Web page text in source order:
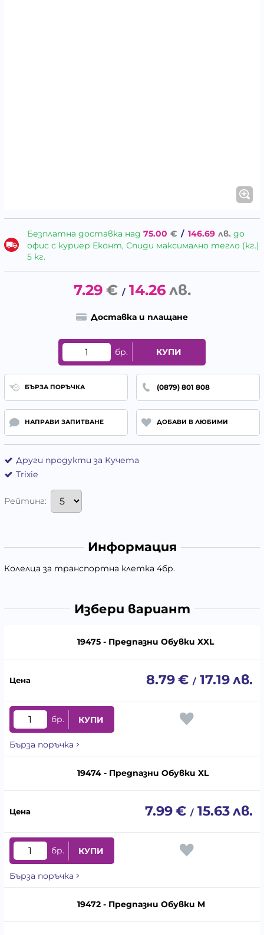
Безплатна доставка над 75.00 € / 146.69 лв. до
офис с куриер Еконт, Спиди максимално тегло (кг.)
5 кг.
7.29 € / 14.26 лв.
Доставка и плащане
бр. КУПИ
БЪРЗА ПОРЪЧКА (0879) 801 808
НАПРАВИ ЗАПИТВАНЕ ДОБАВИ В ЛЮБИМИ
Други продукти за Кучета
Trixie
Рейтинг:
Информация
Колелца за транспортна клетка 4бр.
Избери вариант
19475 - Предпазни Обувки XXL
8.79€ / 17.19лв.
бр. КУПИ
Бърза поръчка
19474 - Предпазни Обувки XL
7.99€ / 15.63лв.
бр. КУПИ
Бърза поръчка
19472 - Предпазни Обувки M